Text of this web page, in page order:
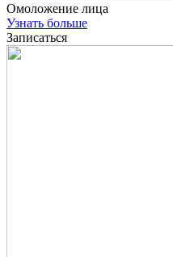
Омоложение лица
Узнать больше
Записаться